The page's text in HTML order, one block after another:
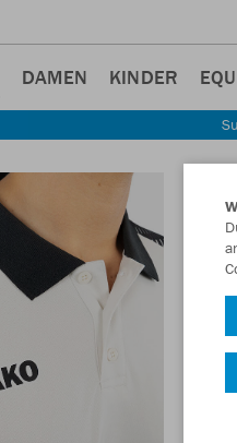
DAMEN KINDER